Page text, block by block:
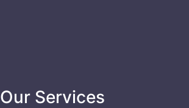
Our Services